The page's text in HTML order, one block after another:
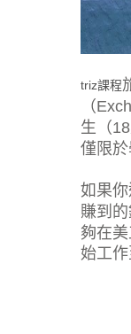
triz課程
（
生（
僅限
如果
賺到
夠在
始工